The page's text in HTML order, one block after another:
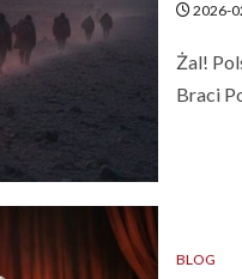
2026-
Żal!
Braci
BLOG